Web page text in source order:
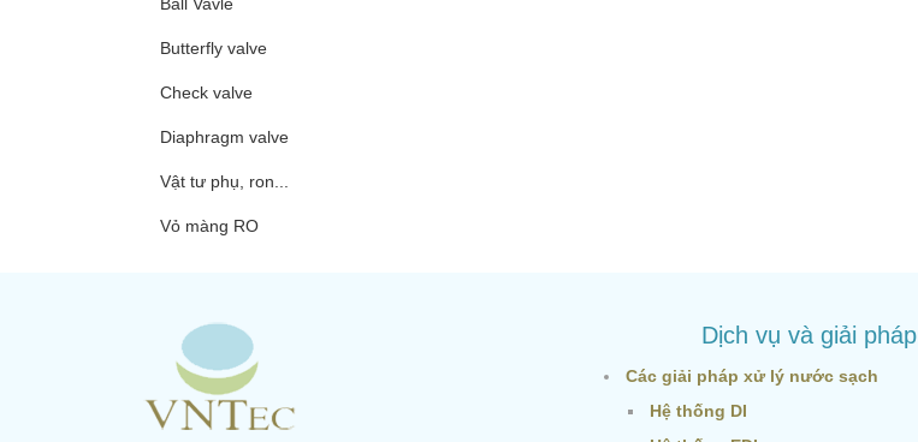
Butterfly valve
Check valve
Diaphragm valve
Vật tư phụ, ron...
Vỏ màng RO
Dịch vụ và giải pháp
Các giải pháp xử lý nước sạch
Hệ thống DI